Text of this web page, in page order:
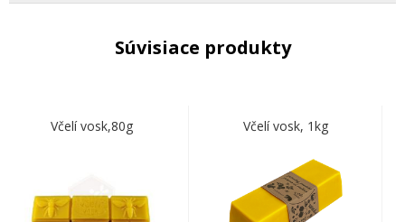
Súvisiace produkty
Včelí vosk,80g Včelí vosk, 1kg